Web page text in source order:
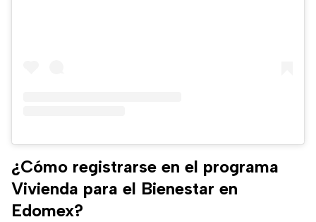
¿Cómo registrarse en el programa
Vivienda para el Bienestar en
Edomex?